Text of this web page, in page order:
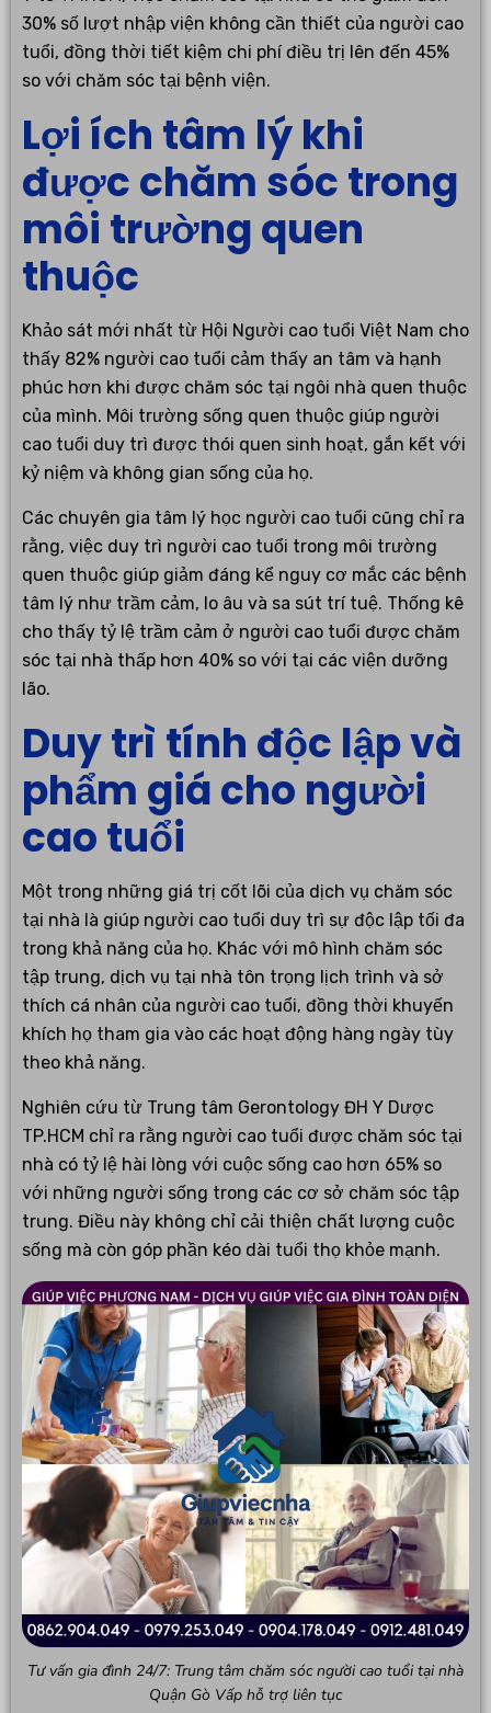
30% số lượt nhập viện không cần thiết của người cao
tuổi, đồng thời tiết kiệm chi phí điều trị lên đến 45%
so với chăm sóc tại bệnh viện.
Lợi ích tâm lý khi
được chăm sóc trong
môi trường quen
thuộc
Khảo sát mới nhất từ Hội Người cao tuổi Việt Nam cho
thấy 82% người cao tuổi cảm thấy an tâm và hạnh
phúc hơn khi được chăm sóc tại ngôi nhà quen thuộc
của mình. Môi trường sống quen thuộc giúp người
cao tuổi duy trì được thói quen sinh hoạt, gắn kết với
kỷ niệm và không gian sống của họ.
Các chuyên gia tâm lý học người cao tuổi cũng chỉ ra
rằng, việc duy trì người cao tuổi trong môi trường
quen thuộc giúp giảm đáng kể nguy cơ mắc các bệnh
tâm lý như trầm cảm, lo âu và sa sút trí tuệ. Thống kê
cho thấy tỷ lệ trầm cảm ở người cao tuổi được chăm
sóc tại nhà thấp hơn 40% so với tại các viện dưỡng
lão.
Duy trì tính độc lập và
phẩm giá cho người
cao tuổi
Một trong những giá trị cốt lõi của dịch vụ chăm sóc
tại nhà là giúp người cao tuổi duy trì sự độc lập tối đa
trong khả năng của họ. Khác với mô hình chăm sóc
tập trung, dịch vụ tại nhà tôn trọng lịch trình và sở
thích cá nhân của người cao tuổi, đồng thời khuyến
khích họ tham gia vào các hoạt động hàng ngày tùy
theo khả năng.
Nghiên cứu từ Trung tâm Gerontology ĐH Y Dược
TP.HCM chỉ ra rằng người cao tuổi được chăm sóc tại
nhà có tỷ lệ hài lòng với cuộc sống cao hơn 65% so
với những người sống trong các cơ sở chăm sóc tập
trung. Điều này không chỉ cải thiện chất lượng cuộc
sống mà còn góp phần kéo dài tuổi thọ khỏe mạnh.
Tư vấn gia đình 24/7: Trung tâm chăm sóc người cao tuổi tại nhà
Quận Gò Vấp hỗ trợ liên tục